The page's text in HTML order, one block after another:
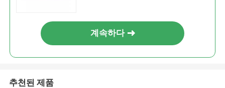
계속하다
추천된 제품